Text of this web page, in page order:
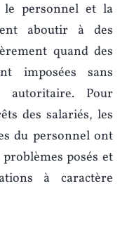
le personnel et la
aboutir à des
quand des
imposées sans
autoritaire. Pour
des salariés, les
du personnel ont
posés et
à caractère